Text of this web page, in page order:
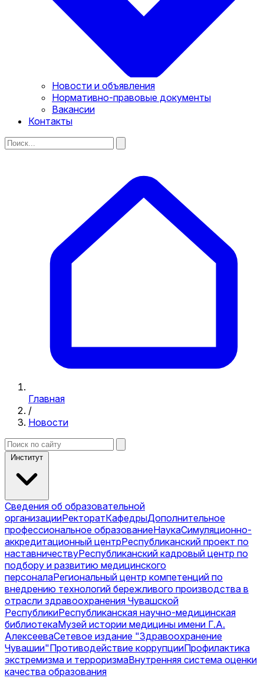
Новости и объявления
Нормативно-правовые документы
Вакансии
Контакты
Главная
/
Новости
Институт
Сведения об образовательной
организацииРекторатКафедрыДополнительное
профессиональное образованиеНаукаСимуляционно-
аккредитационный центрРеспубликанский проект по
наставничествуРеспубликанский кадровый центр по
подбору и развитию медицинского
персоналаРегиональный центр компетенций по
внедрению технологий бережливого производства в
отрасли здравоохранения Чувашской
РеспубликиРеспубликанская научно-медицинская
библиотекаМузей истории медицины имени Г.А.
АлексееваСетевое издание "Здравоохранение
Чувашии"Противодействие коррупцииПрофилактика
экстремизма и терроризмаВнутренняя система оценки
качества образования